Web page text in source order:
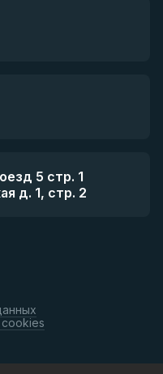
5 стр. 1
д. 1, стр. 2
cookies